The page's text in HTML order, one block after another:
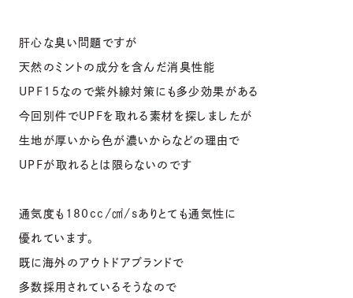
肝心な臭い問題ですが
天然のミントの成分を含んだ消臭性能
UPF15なので紫外線対策にも多少効果がある
今回別件でUPFを取れる素材を探しましたが
生地が厚いから色が濃いからなどの理由で
UPFが取れるとは限らないのです
通気度も180cc/㎠/sありとても通気性に
優れています。
既に海外のアウトドアブランドで
多数採用されているそうなので